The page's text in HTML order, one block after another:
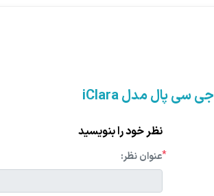
نظر خود را بنویسید
عنوان نظر:*